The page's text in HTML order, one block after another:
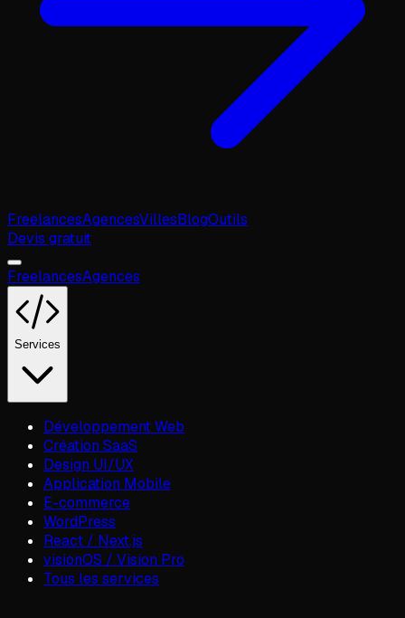
FreelancesAgencesVillesBlogOutils
Devis gratuit
FreelancesAgences
Services
Développement Web
Création SaaS
Design UI/UX
Application Mobile
E-commerce
WordPress
React / Next.js
visionOS / Vision Pro
Tous les services